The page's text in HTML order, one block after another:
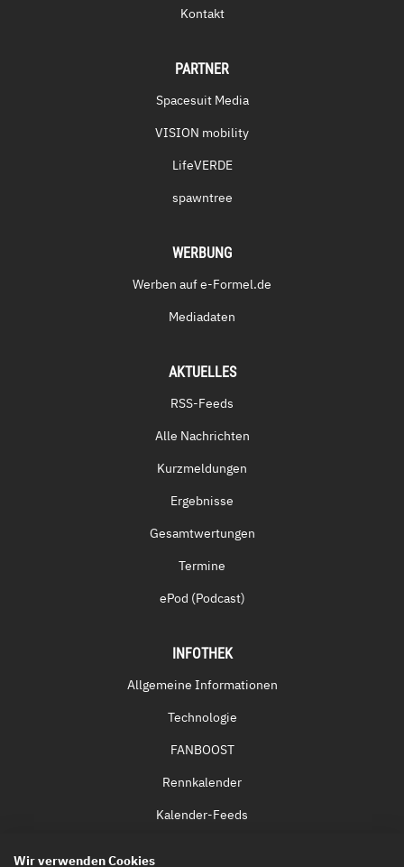
Kontakt
PARTNER
Spacesuit Media
VISION mobility
LifeVERDE
spawntree
WERBUNG
Werben auf e-Formel.de
Mediadaten
AKTUELLES
RSS-Feeds
Alle Nachrichten
Kurzmeldungen
Ergebnisse
Gesamtwertungen
Termine
ePod (Podcast)
INFOTHEK
Allgemeine Informationen
Technologie
FANBOOST
Rennkalender
Kalender-Feeds
Wir verwenden Cookies